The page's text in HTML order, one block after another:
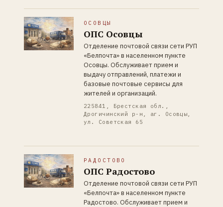
ОСОВЦЫ
ОПС Осовцы
Отделение почтовой связи сети РУП
«Белпочта» в населенном пункте
Осовцы. Обслуживает прием и
выдачу отправлений, платежи и
базовые почтовые сервисы для
жителей и организаций.
225841, Брестская обл.,
Дрогичинский р-н, аг. Осовцы,
ул. Советская 65
РАДОСТОВО
ОПС Радостово
Отделение почтовой связи сети РУП
«Белпочта» в населенном пункте
Радостово. Обслуживает прием и